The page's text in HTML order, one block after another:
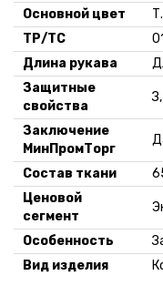
Основной цвет
ТР/ТС
Длина рукава
Защитные
свойства
Заключение
МинПромТорг
Состав ткани
Ценовой
сегмент
Особенность
Вид изделия